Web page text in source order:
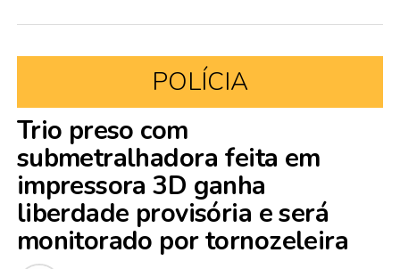
POLÍCIA
Trio preso com
submetralhadora feita em
impressora 3D ganha
liberdade provisória e será
monitorado por tornozeleira